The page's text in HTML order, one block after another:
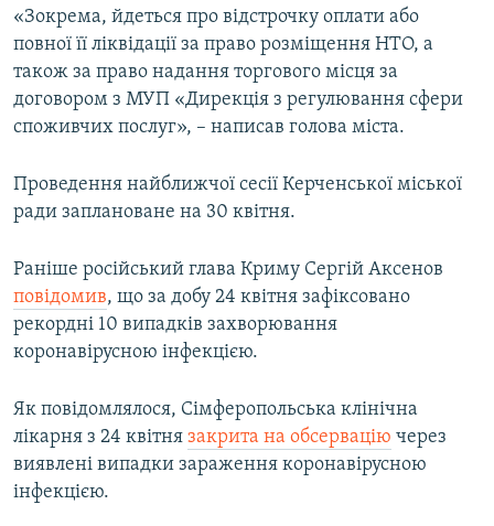
«Зокрема, йдеться про відстрочку оплати або
повної її ліквідації за право розміщення НТО, а
також за право надання торгового місця за
договором з МУП «Дирекція з регулювання сфери
споживчих послуг», – написав голова міста.
Проведення найближчої сесії Керченської міської
ради заплановане на 30 квітня.
Раніше російський глава Криму Сергій Аксенов
повідомив, що за добу 24 квітня зафіксовано
рекордні 10 випадків захворювання
коронавірусною інфекцією.
Як повідомлялося, Сімферопольська клінічна
лікарня з 24 квітня закрита на обсервацію через
виявлені випадки зараження коронавірусною
інфекцією.